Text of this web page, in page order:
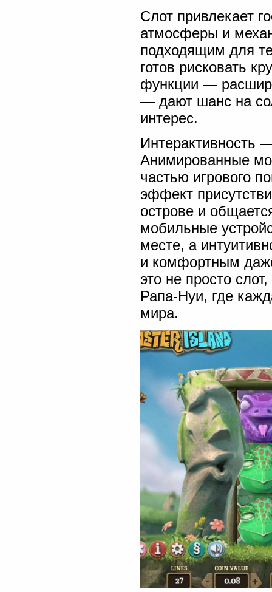
Слот привлекает
атмосферы и
подходящим для
готов рисковать
функции —
— дают шанс на
интерес.
Интерактивность
Анимированные
частью игрового
эффект
острове и
мобильные
месте, а
и комфортным
это не просто
Рапа-Нуи, где
мира.